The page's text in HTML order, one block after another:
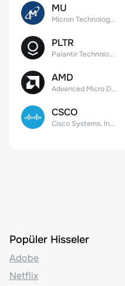
MU
Micron Technology, Inc.
PLTR
Palantir Technologies Inc. Class A Common Stock
AMD
Advanced Micro Devices
CSCO
Cisco Systems, Inc. Common Stock (DE)
Popüler Hisseler
Adobe
Netflix